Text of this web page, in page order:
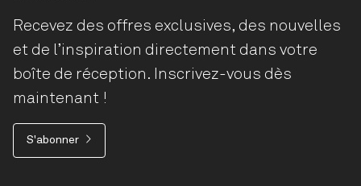
Recevez des offres exclusives, des nouvelles
et de l’inspiration directement dans votre
boîte de réception. Inscrivez-vous dès
maintenant !
S'abonner